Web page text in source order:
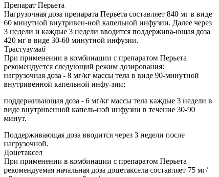
Препарат Перьета
Нагрузочная доза препарата Перьета составляет 840 мг в виде
60 минутной внутривен-ной капельной инфузии. Далее через
3 недели и каждые 3 недели вводится поддержива-ющая доза
420 мг в виде 30-60 минутной инфузии.
Трастузумаб
При применении в комбинации с препаратом Перьета
рекомендуется следующий режим дозирования:
нагрузочная доза - 8 мг/кг массы тела в виде 90-минутной
внутривенной капельной инфу-зии;
поддерживающая доза - 6 мг/кг массы тела каждые 3 недели в
виде внутривенной капель-ной инфузии в течение 30-90
минут.
Поддерживающая доза вводится через 3 недели после
нагрузочной.
Доцетаксел
При применении в комбинации с препаратом Перьета
рекомендуемая начальная доза доцетаксела составляет 75 мг/